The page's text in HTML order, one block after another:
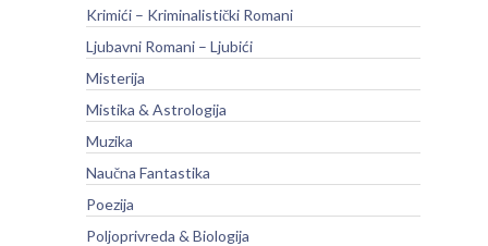
Krimići – Kriminalistički Romani
Ljubavni Romani – Ljubići
Misterija
Mistika & Astrologija
Muzika
Naučna Fantastika
Poezija
Poljoprivreda & Biologija